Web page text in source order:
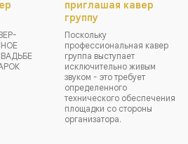
приглашая кавер
группу
Поскольку
профессиональная кавер
группа выступает
исключительно живым
звуком - это требует
определенного
технического обеспечения
площадки со стороны
организатора.